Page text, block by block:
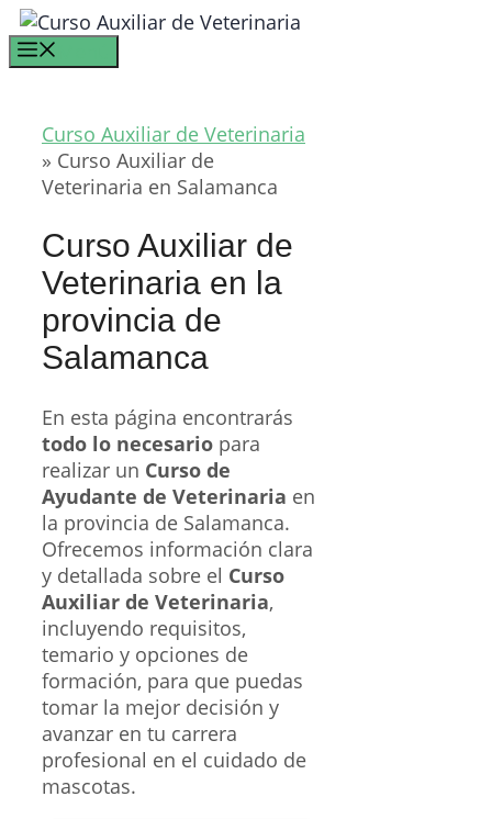
Saltar
al
contenido
Curso Auxiliar de Veterinaria
» Curso Auxiliar de
Veterinaria en Salamanca
Curso Auxiliar de
Veterinaria en la
provincia de
Salamanca
En esta página encontrarás
todo lo necesario para
realizar un Curso de
Ayudante de Veterinaria en
la provincia de Salamanca.
Ofrecemos información clara
y detallada sobre el Curso
Auxiliar de Veterinaria,
incluyendo requisitos,
temario y opciones de
formación, para que puedas
tomar la mejor decisión y
avanzar en tu carrera
profesional en el cuidado de
mascotas.